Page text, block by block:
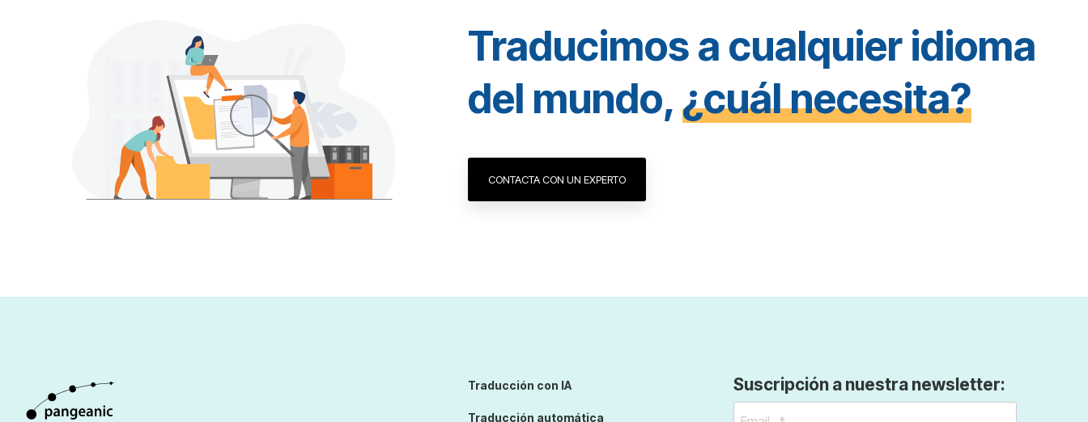
Traducimos a cualquier idioma
del mundo, ¿cuál necesita?
CONTACTA CON UN EXPERTO
Traducción con IA
Traducción automática
Suscripción a nuestra newsletter: